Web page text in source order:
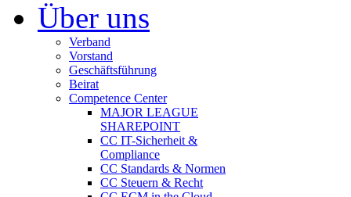
Über uns
Verband
Vorstand
Geschäftsführung
Beirat
Competence Center
MAJOR LEAGUE
SHAREPOINT
CC IT-Sicherheit &
Compliance
CC Standards & Normen
CC Steuern & Recht